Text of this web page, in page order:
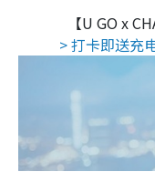
【U GO x
> 打卡即送充